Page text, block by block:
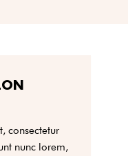
consectetur
nunc lorem,